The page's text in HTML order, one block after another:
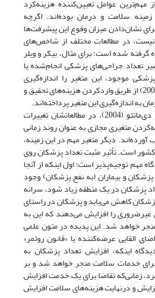
مهم‌ترین عوامل تعیین‌کننده‌ هزینه‌کرد
سلامت و درمان بوده‌اند. اگرچه
نشان‌دادن میزان وقوع این پیشرفت‌ها
در مطالعات مختلف از شاخص‌های
گرفته شده است؛ برای مثال، بیکر و ویلر
(1995) از مسیر تعداد جراحی‌های پزشکی انجام‌شده یا
موجود، این متغیر را اندازه‌گیری
کرده‌اند. اوکوناد و مورتی (2002) از طریق وارد‌کردن هزینه‌های تحقیق و
اندازه‌گیری این متغیر پرداخته‌اند.
گردهام و لاتگرن (2000) و دی‌ماتئو (2004)، در مطالعاتشان تغییرات
متغیری مجازی به ‌عنوان روند زمانی
دیگر متغیر مهم در این زمینه،
است. تأثیر مثبت تعداد پزشکان روی
مهم توجیه‌پذیر است: اول اینکه از آنجا
پزشکان و بیماران (به نفع پزشکان) وجود
پزشکان در یک منطقه زیاد شود، سرانه
کاهش می‌یابد و پزشکان در راستای
را افزایش می‌دهند که این به
خواهد شد. این پدیده در متون علمی
القایی عرضه‌کننده یا «قانون روئمر»
اینکه، افزایش تعداد پزشکان به
خدمات سلامت منجر خواهد شد و بر
زمانی‌که تقاضا برای یک خدمت افزایش
و در‌نهایت هزینه‌های سلامت افزایش